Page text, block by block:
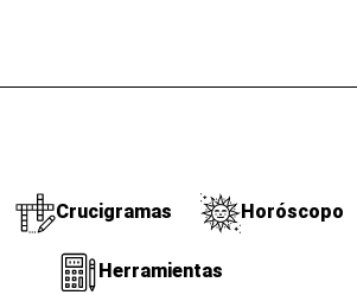
Crucigramas Horóscopo
Herramientas